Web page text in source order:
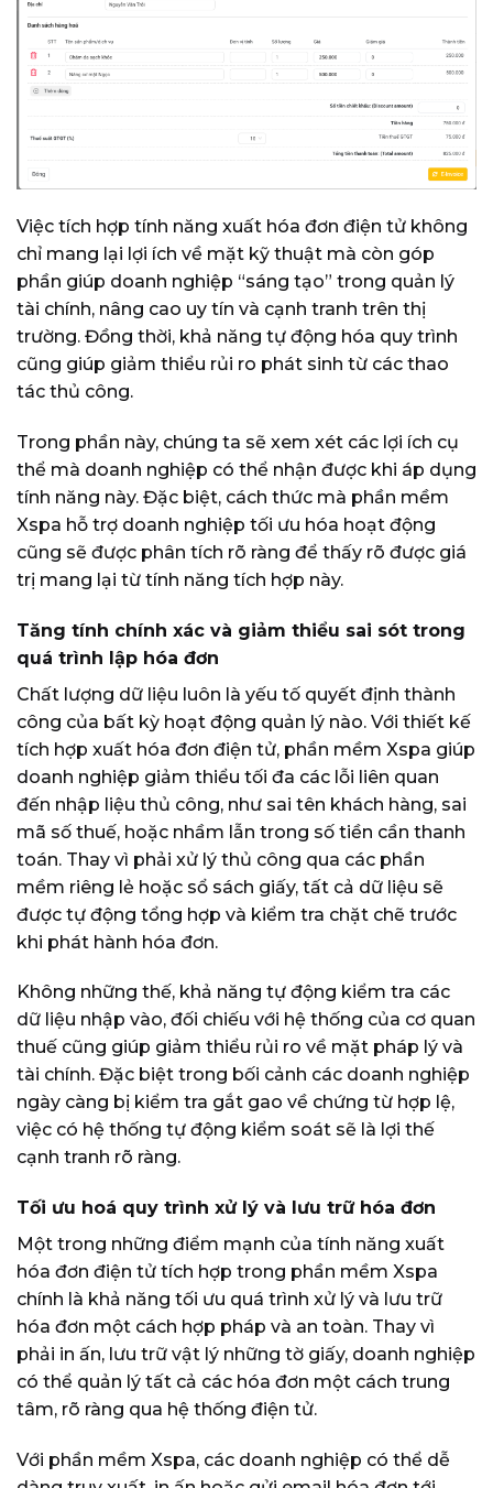
Việc tích hợp tính năng xuất hóa đơn điện tử không
chỉ mang lại lợi ích về mặt kỹ thuật mà còn góp
phần giúp doanh nghiệp “sáng tạo” trong quản lý
tài chính, nâng cao uy tín và cạnh tranh trên thị
trường. Đồng thời, khả năng tự động hóa quy trình
cũng giúp giảm thiểu rủi ro phát sinh từ các thao
tác thủ công.
Trong phần này, chúng ta sẽ xem xét các lợi ích cụ
thể mà doanh nghiệp có thể nhận được khi áp dụng
tính năng này. Đặc biệt, cách thức mà phần mềm
Xspa hỗ trợ doanh nghiệp tối ưu hóa hoạt động
cũng sẽ được phân tích rõ ràng để thấy rõ được giá
trị mang lại từ tính năng tích hợp này.
Tăng tính chính xác và giảm thiểu sai sót trong
quá trình lập hóa đơn
Chất lượng dữ liệu luôn là yếu tố quyết định thành
công của bất kỳ hoạt động quản lý nào. Với thiết kế
tích hợp xuất hóa đơn điện tử, phần mềm Xspa giúp
doanh nghiệp giảm thiểu tối đa các lỗi liên quan
đến nhập liệu thủ công, như sai tên khách hàng, sai
mã số thuế, hoặc nhầm lẫn trong số tiền cần thanh
toán. Thay vì phải xử lý thủ công qua các phần
mềm riêng lẻ hoặc sổ sách giấy, tất cả dữ liệu sẽ
được tự động tổng hợp và kiểm tra chặt chẽ trước
khi phát hành hóa đơn.
Không những thế, khả năng tự động kiểm tra các
dữ liệu nhập vào, đối chiếu với hệ thống của cơ quan
thuế cũng giúp giảm thiểu rủi ro về mặt pháp lý và
tài chính. Đặc biệt trong bối cảnh các doanh nghiệp
ngày càng bị kiểm tra gắt gao về chứng từ hợp lệ,
việc có hệ thống tự động kiểm soát sẽ là lợi thế
cạnh tranh rõ ràng.
Tối ưu hoá quy trình xử lý và lưu trữ hóa đơn
Một trong những điểm mạnh của tính năng xuất
hóa đơn điện tử tích hợp trong phần mềm Xspa
chính là khả năng tối ưu quá trình xử lý và lưu trữ
hóa đơn một cách hợp pháp và an toàn. Thay vì
phải in ấn, lưu trữ vật lý những tờ giấy, doanh nghiệp
có thể quản lý tất cả các hóa đơn một cách trung
tâm, rõ ràng qua hệ thống điện tử.
Với phần mềm Xspa, các doanh nghiệp có thể dễ